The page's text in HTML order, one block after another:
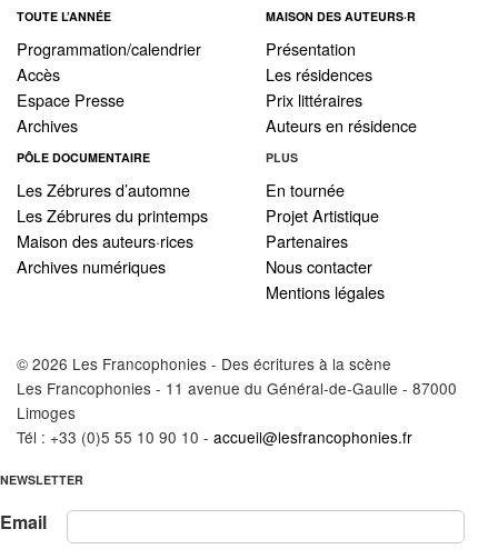
TOUTE L’ANNÉE
Programmation/calendrier
Accès
Espace Presse
Archives
MAISON DES AUTEURS·R
Présentation
Les résidences
Prix littéraires
Auteurs en résidence
PÔLE DOCUMENTAIRE
Les Zébrures d’automne
Les Zébrures du printemps
Maison des auteurs·rices
Archives numériques
PLUS
En tournée
Projet Artistique
Partenaires
Nous contacter
Mentions légales
© 2026 Les Francophonies - Des écritures à la scène
Les Francophonies - 11 avenue du Général-de-Gaulle - 87000
Limoges
Tél : +33 (0)5 55 10 90 10 - accueil@lesfrancophonies.fr
NEWSLETTER
Email